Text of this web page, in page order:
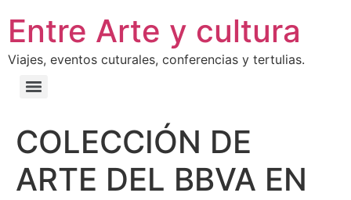
Entre Arte y cultura
Viajes, eventos cuturales, conferencias y tertulias.
COLECCIÓN DE
ARTE DEL BBVA EN